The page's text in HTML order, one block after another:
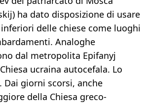
ha dato disposizione di usare
delle chiese come luoghi
Analoghe
dal metropolita Epifanyj
ucraina autocefala. Lo
Dai giorni scorsi, anche
della Chiesa greco-